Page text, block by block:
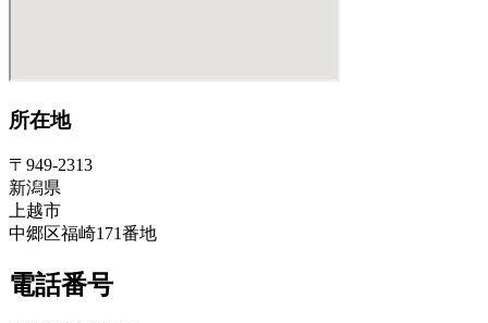
所在地
〒949-2313
新潟県
上越市
中郷区福崎171番地
電話番号